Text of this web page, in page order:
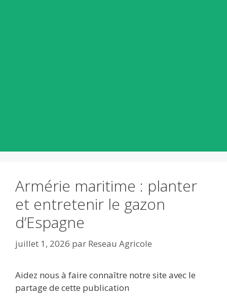
Armérie maritime : planter
et entretenir le gazon
d’Espagne
juillet 1, 2026 par Reseau Agricole
Aidez nous à faire connaître notre site avec le
partage de cette publication